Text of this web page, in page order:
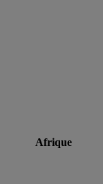
Afrique